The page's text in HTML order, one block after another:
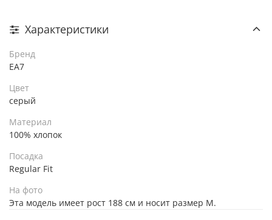
Характеристики
Бренд
EA7
Цвет
серый
Материал
100% хлопок
Посадка
Regular Fit
На фото
Эта модель имеет рост 188 см и носит размер M.